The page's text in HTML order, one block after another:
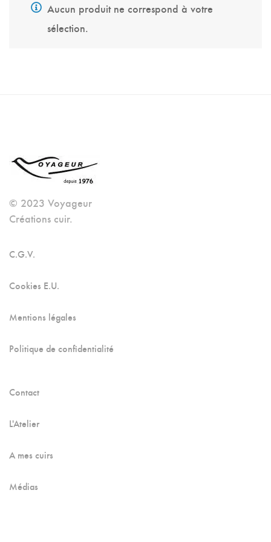
Aucun produit ne correspond à votre
sélection.
© 2023 Voyageur
Créations cuir.
C.G.V.
Cookies E.U.
Mentions légales
Politique de confidentialité
Contact
L'Atelier
A mes cuirs
Médias